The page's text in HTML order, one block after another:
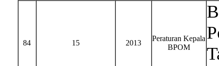
84 15 2013
Peraturan Kepala
BPOM